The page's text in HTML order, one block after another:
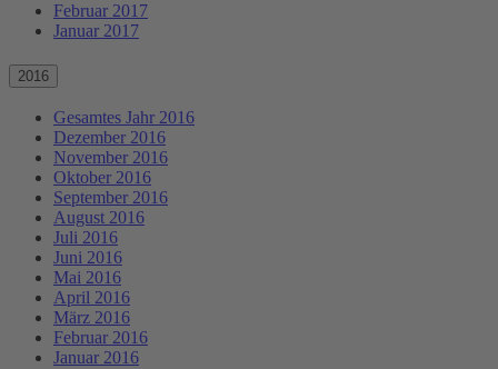
Februar 2017
Januar 2017
2016
Gesamtes Jahr 2016
Dezember 2016
November 2016
Oktober 2016
September 2016
August 2016
Juli 2016
Juni 2016
Mai 2016
April 2016
März 2016
Februar 2016
Januar 2016